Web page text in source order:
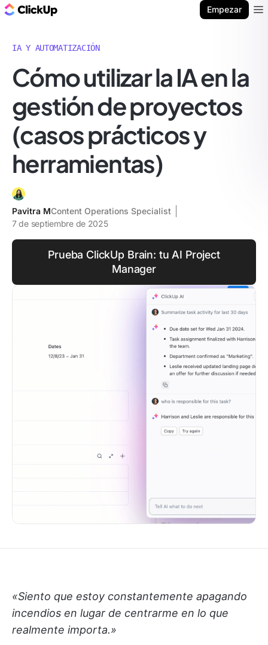
Empezar
IA Y AUTOMATIZACIÓN
Cómo utilizar la IA en la
gestión de proyectos
(casos prácticos y
herramientas)
Pavitra MContent Operations Specialist
7 de septiembre de 2025
Prueba ClickUp Brain: tu AI Project
Manager
«Siento que estoy constantemente apagando
incendios en lugar de centrarme en lo que
realmente importa.»